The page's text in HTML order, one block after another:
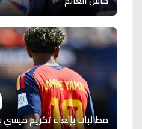
مطالبات بإلغاء تكريم ميسي